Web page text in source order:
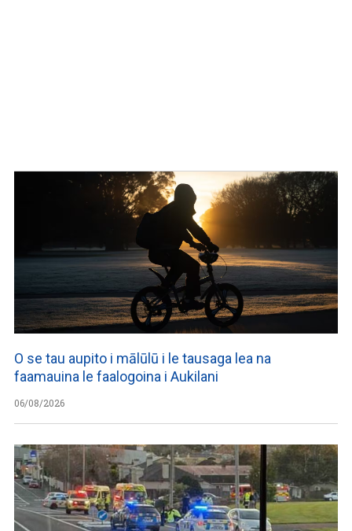
O se tau aupito i mālūlū i le tausaga lea na
faamauina le faalogoina i Aukilani
06/08/2026